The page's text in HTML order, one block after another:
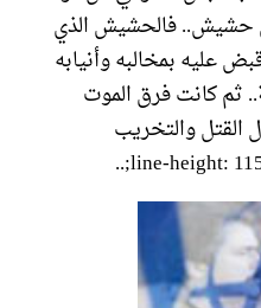
حشيش.. فالحشيش الذي
عليه بمخالبه وأنيابه
ثم كانت فرق الموت
القتل والتخريب